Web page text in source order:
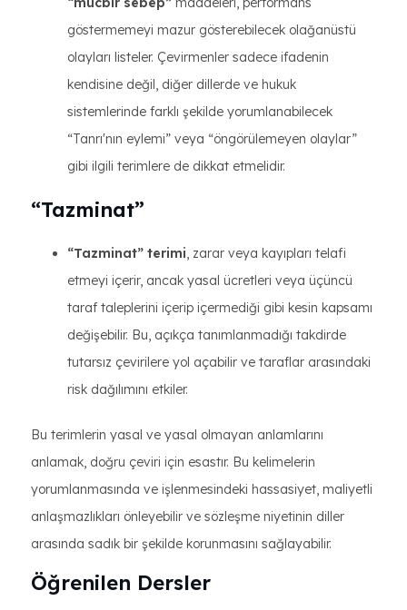
göstermemeyi mazur gösterebilecek olağanüstü
olayları listeler. Çevirmenler sadece ifadenin
kendisine değil, diğer dillerde ve hukuk
sistemlerinde farklı şekilde yorumlanabilecek
“Tanrı'nın eylemi” veya “öngörülemeyen olaylar”
gibi ilgili terimlere de dikkat etmelidir.
“Tazminat”
“Tazminat” terimi, zarar veya kayıpları telafi
etmeyi içerir, ancak yasal ücretleri veya üçüncü
taraf taleplerini içerip içermediği gibi kesin kapsamı
değişebilir. Bu, açıkça tanımlanmadığı takdirde
tutarsız çevirilere yol açabilir ve taraflar arasındaki
risk dağılımını etkiler.
Bu terimlerin yasal ve yasal olmayan anlamlarını
anlamak, doğru çeviri için esastır. Bu kelimelerin
yorumlanmasında ve işlenmesindeki hassasiyet, maliyetli
anlaşmazlıkları önleyebilir ve sözleşme niyetinin diller
arasında sadık bir şekilde korunmasını sağlayabilir.
Öğrenilen Dersler